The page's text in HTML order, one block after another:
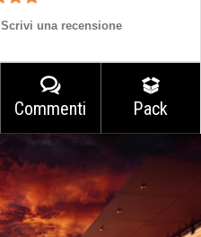
Scrivi una recensione
Commenti Pack